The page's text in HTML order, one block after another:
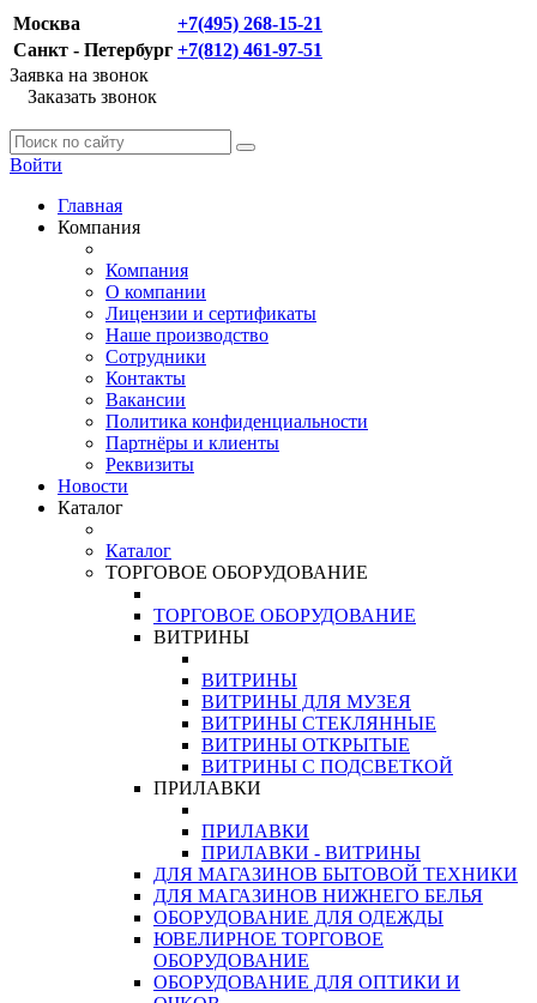
Москва
+7(495) 268-15-21
Санкт - Петербург +7(812) 461-97-51
Заявка на звонок
Заказать звонок
Войти
Главная
Компания
Компания
О компании
Лицензии и сертификаты
Наше производство
Сотрудники
Контакты
Вакансии
Политика конфиденциальности
Партнёры и клиенты
Реквизиты
Новости
Каталог
Каталог
ТОРГОВОЕ ОБОРУДОВАНИЕ
ТОРГОВОЕ ОБОРУДОВАНИЕ
ВИТРИНЫ
ВИТРИНЫ
ВИТРИНЫ ДЛЯ МУЗЕЯ
ВИТРИНЫ СТЕКЛЯННЫЕ
ВИТРИНЫ ОТКРЫТЫЕ
ВИТРИНЫ С ПОДСВЕТКОЙ
ПРИЛАВКИ
ПРИЛАВКИ
ПРИЛАВКИ - ВИТРИНЫ
ДЛЯ МАГАЗИНОВ БЫТОВОЙ ТЕХНИКИ
ДЛЯ МАГАЗИНОВ НИЖНЕГО БЕЛЬЯ
ОБОРУДОВАНИЕ ДЛЯ ОДЕЖДЫ
ЮВЕЛИРНОЕ ТОРГОВОЕ
ОБОРУДОВАНИЕ
ОБОРУДОВАНИЕ ДЛЯ ОПТИКИ И